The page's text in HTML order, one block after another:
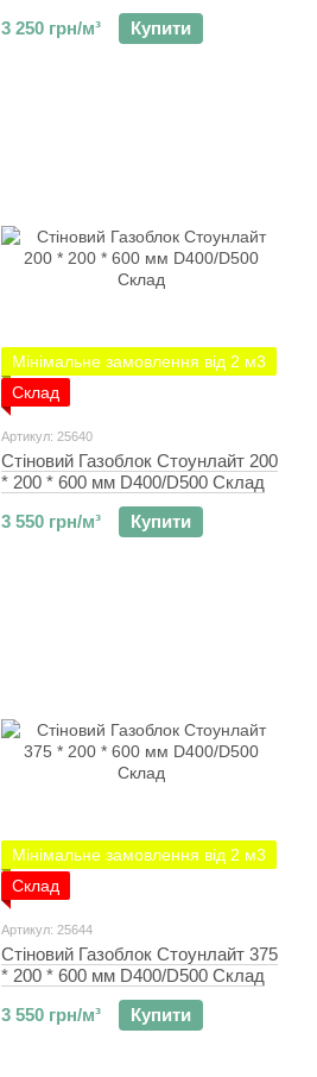
3 250 грн/м³
Купити
Мінімальне замовлення від 2 м3
Склад
Артикул: 25640
Стіновий Газоблок Стоунлайт 200
* 200 * 600 мм D400/D500 Склад
3 550 грн/м³
Купити
Мінімальне замовлення від 2 м3
Склад
Артикул: 25644
Стіновий Газоблок Стоунлайт 375
* 200 * 600 мм D400/D500 Склад
3 550 грн/м³
Купити